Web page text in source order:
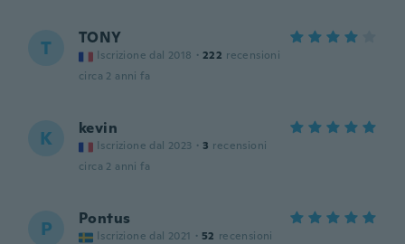
T TONY
Iscrizione dal 2018 · 222 recensioni
circa 2 anni fa
K kevin
Iscrizione dal 2023 · 3 recensioni
circa 2 anni fa
P Pontus
Iscrizione dal 2021 · 52 recensioni